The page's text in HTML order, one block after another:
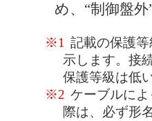
め、“制御盤
※1 記載の保護
示します。接
保護等級は低
※2 ケーブルに
際は、必ず形